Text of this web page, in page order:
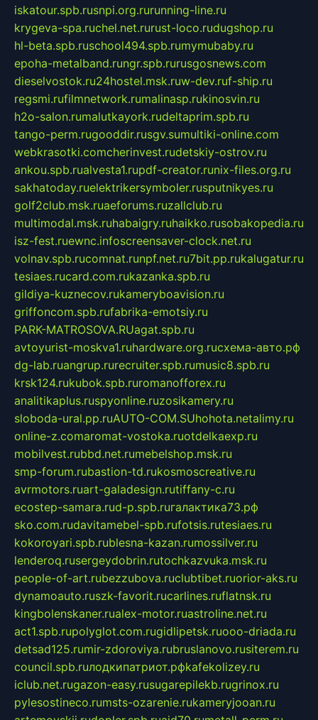
iskatour.spb.rusnpi.org.rurunning-line.ru
krygeva-spa.ruchel.net.rurust-loco.rudugshop.ru
hl-beta.spb.ruschool494.spb.rumymubaby.ru
epoha-metalband.rungr.spb.rurusgosnews.com
dieselvostok.ru24hostel.msk.ruw-dev.ruf-ship.ru
regsmi.rufilmnetwork.rumalinasp.rukinosvin.ru
h2o-salon.rumalutkayork.rudeltaprim.spb.ru
tango-perm.rugooddir.rusgv.sumultiki-online.com
webkrasotki.comcherinvest.rudetskiy-ostrov.ru
ankou.spb.rualvesta1.rupdf-creator.runix-files.org.ru
sakhatoday.ruelektrikersymboler.rusputnikyes.ru
golf2club.msk.ruaeforums.ruzallclub.ru
multimodal.msk.ruhabaigry.ruhaikko.rusobakopedia.ru
isz-fest.ruewnc.infoscreensaver-clock.net.ru
volnav.spb.rucomnat.runpf.net.ru7bit.pp.rukalugatur.ru
tesiaes.rucard.com.rukazanka.spb.ru
gildiya-kuznecov.rukameryboavision.ru
griffoncom.spb.rufabrika-emotsiy.ru
PARK-MATROSOVA.RUagat.spb.ru
avtoyurist-moskva1.ruhardware.org.ruсхема-авто.рф
dg-lab.ruangrup.rurecruiter.spb.rumusic8.spb.ru
krsk124.rukubok.spb.ruromanofforex.ru
analitikaplus.ruspyonline.ruzosikamery.ru
sloboda-ural.pp.ruAUTO-COM.SUhohota.netalimy.ru
online-z.comaromat-vostoka.ruotdelkaexp.ru
mobilvest.rubbd.net.rumebelshop.msk.ru
smp-forum.rubastion-td.rukosmoscreative.ru
avrmotors.ruart-galadesign.rutiffany-c.ru
ecostep-samara.rud-p.spb.ruгалактика73.рф
sko.com.rudavitamebel-spb.rufotsis.rutesiaes.ru
kokoroyari.spb.rublesna-kazan.rumossilver.ru
lenderoq.rusergeydobrin.rutochkazvuka.msk.ru
people-of-art.rubezzubova.ruclubtibet.ruorior-aks.ru
dynamoauto.ruszk-favorit.rucarlines.ruflatnsk.ru
kingbolenskaner.rualex-motor.ruastroline.net.ru
act1.spb.rupolyglot.com.rugidlipetsk.ruooo-driada.ru
detsad125.rumir-zdoroviya.rubruslanovo.rusiterem.ru
council.spb.ruлодкипатриот.рфkafekolizey.ru
iclub.net.rugazon-easy.rusugarepilekb.rugrinox.ru
pylesostineco.rumsts-ozarenie.rukameryjooan.ru